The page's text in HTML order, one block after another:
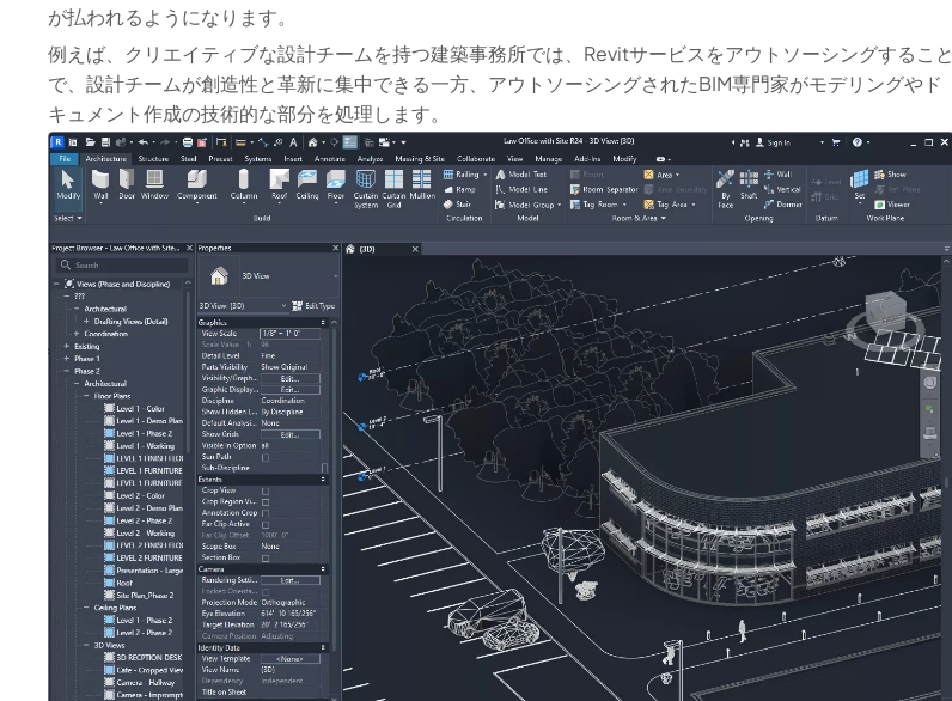
が払われるようになります。
例えば、クリエイティブな設計チームを持つ建築事務所では、Revitサービスをアウトソーシングすること
で、設計チームが創造性と革新に集中できる一方、アウトソーシングされたBIM専門家がモデリングやド
キュメント作成の技術的な部分を処理します。